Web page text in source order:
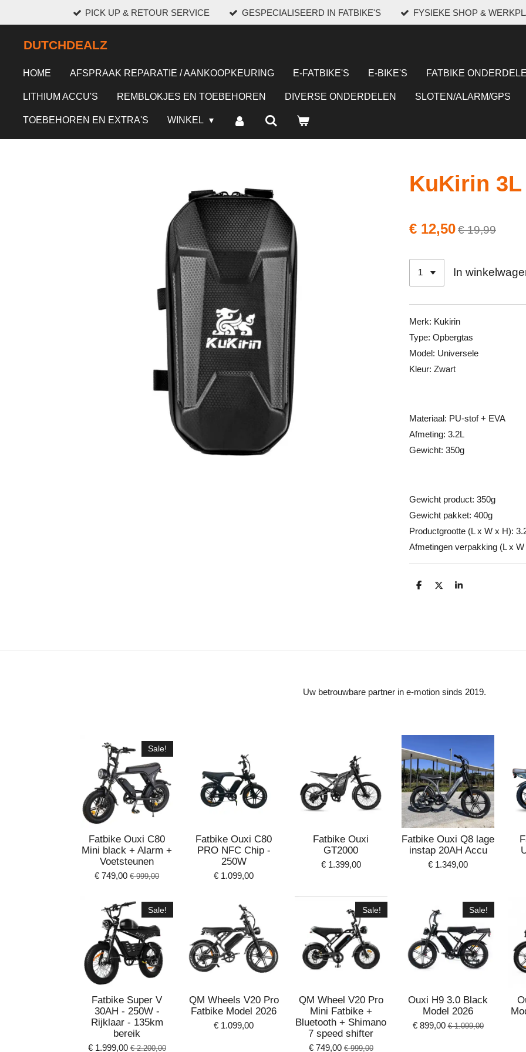
hoofdinhoud
PICK UP & RETOUR SERVICE GESPECIALISEERD IN FATBIKE'S FYSIEKE SHOP &
DUTCHDEALZ
HOME AFSPRAAK REPARATIE / AANKOOPKEURING E-FATBIKE'S E-BIKE'S FATBIKE
LITHIUM ACCU'S REMBLOKJES EN TOEBEHOREN DIVERSE ONDERDELEN SLOTEN/ALARM/GPS
TOEBEHOREN EN EXTRA'S WINKEL
KuKirin
€ 12,50€ 19,99
In
Merk: Kukirin
Type: Opbergtas
Model: Universele
Kleur: Zwart
Materiaal: PU-stof + EVA
Afmeting: 3.2L
Gewicht: 350g
Gewicht product: 350g
Gewicht pakket: 400g
Productgrootte (L x W x H):
Afmetingen verpakking (L x
D
D
S
Uw betrouwbare partner in e-motion sinds 2019.
Sale!
Fatbike Ouxi C80
Mini black + Alarm +
Voetsteunen
€ 749,00 € 999,00
Fatbike Ouxi C80
PRO NFC Chip -
250W
€ 1.099,00
Fatbike Ouxi
GT2000
€ 1.399,00
Fatbike Ouxi Q8 lage
instap 20AH Accu
€ 1.349,00
Sale!
Fatbike Super V
30AH - 250W -
Rijklaar - 135km
bereik
€ 1.999,00 € 2.200,00
QM Wheels V20 Pro
Fatbike Model 2026
€ 1.099,00
Sale!
QM Wheel V20 Pro
Mini Fatbike +
Bluetooth + Shimano
7 speed shifter
€ 749,00 € 999,00
Sale!
Ouxi H9 3.0 Black
Model 2026
€ 899,00 € 1.099,00